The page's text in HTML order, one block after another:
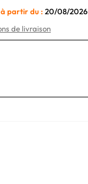
à partir du : 20/08/2026
de livraison